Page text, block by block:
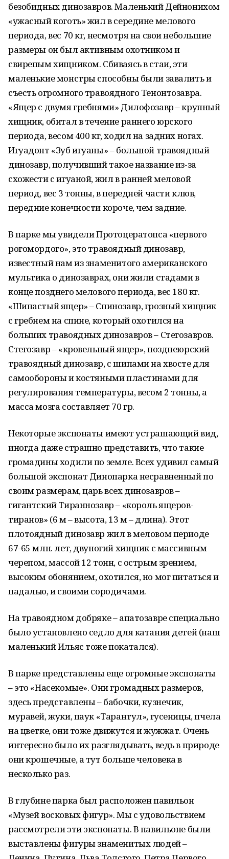
безобидных динозавров. Маленький Дейнонихом
«ужасный коготь» жил в середине мелового
периода, вес 70 кг, несмотря на свои небольшие
размеры он был активным охотником и
свирепым хищником. Сбиваясь в стаи, эти
маленькие монстры способны были завалить и
съесть огромного травоядного Тенонтозавра.
«Ящер с двумя гребнями» Дилофозавр – крупный
хищник, обитал в течение раннего юрского
периода, весом 400 кг, ходил на задних ногах.
Игуадонт «Зуб игуаны» – большой травоядный
динозавр, получивший такое название из-за
схожести с игуаной, жил в ранней меловой
период, вес 3 тонны, в передней части клюв,
передние конечности короче, чем задние.
В парке мы увидели Протоцератопса «первого
рогомордого», это травоядный динозавр,
известный нам из знаменитого американского
мультика о динозаврах, они жили стадами в
конце позднего мелового периода, вес 180 кг.
«Шипастый ящер» – Спинозавр, грозный хищник
с гребнем на спине, который охотился на
больших травоядных динозавров – Стегозавров.
Стегозавр – «кровельный ящер», позднеюрский
травоядный динозавр, с шипами на хвосте для
самообороны и костяными пластинами для
регулирования температуры, весом 2 тонны, а
масса мозга составляет 70 гр.
Некоторые экспонаты имеют устрашающий вид,
иногда даже страшно представить, что такие
громадины ходили по земле. Всех удивил самый
большой экспонат Динопарка несравненный по
своим размерам, царь всех динозавров –
гигантский Тираннозавр – «король ящеров-
тиранов» (6 м – высота, 13 м – длина). Этот
плотоядный динозавр жил в меловом периоде
67-65 млн. лет, двуногий хищник с массивным
черепом, массой 12 тонн, с острым зрением,
высоким обонянием, охотился, но мог питаться и
падалью, и своими сородичами.
На травоядном добряке – апатозавре специально
было установлено седло для катания детей (наш
маленький Ильяс тоже покатался).
В парке представлены еще огромные экспонаты
– это «Насекомые». Они громадных размеров,
здесь представлены – бабочки, кузнечик,
муравей, жуки, паук «Тарантул», гусеницы, пчела
на цветке, они тоже движутся и жужжат. Очень
интересно было их разглядывать, ведь в природе
они крошечные, а тут больше человека в
несколько раз.
В глубине парка был расположен павильон
«Музей восковых фигур». Мы с удовольствием
рассмотрели эти экспонаты. В павильоне были
выставлены фигуры знаменитых людей –